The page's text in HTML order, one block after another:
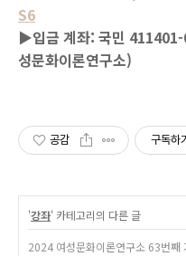
S6
▶입금 계좌: 국민
성문화이론연구소)
공감 구독하기
'강좌' 카테고리의 다른 글
2024 여성문화이론연구소 63번째